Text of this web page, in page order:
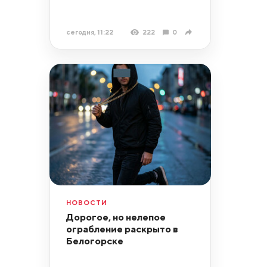
сегодня, 11:22 222 0
НОВОСТИ
Дорогое, но нелепое
ограбление раскрыто в
Белогорске